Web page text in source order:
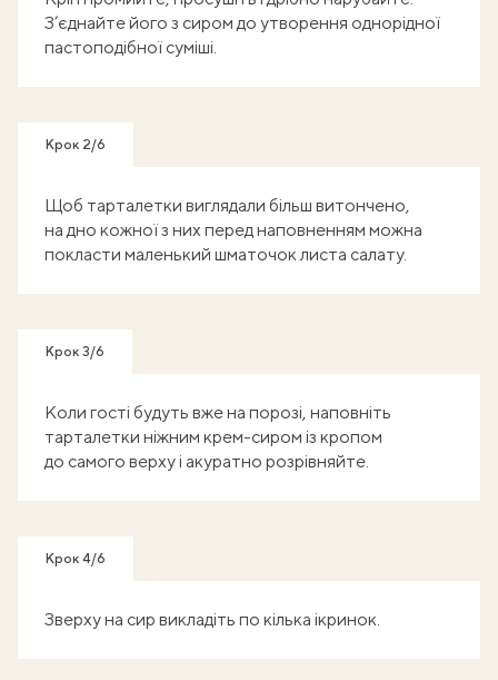
З’єднайте його з сиром до утворення однорідної
пастоподібної суміші.
Крок 2/6
Щоб тарталетки виглядали більш витончено,
на дно кожної з них перед наповненням можна
покласти маленький шматочок листа салату.
Крок 3/6
Коли гості будуть вже на порозі, наповніть
тарталетки ніжним крем-сиром із кропом
до самого верху і акуратно розрівняйте.
Крок 4/6
Зверху на сир викладіть по кілька ікринок.